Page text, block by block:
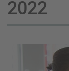
2022